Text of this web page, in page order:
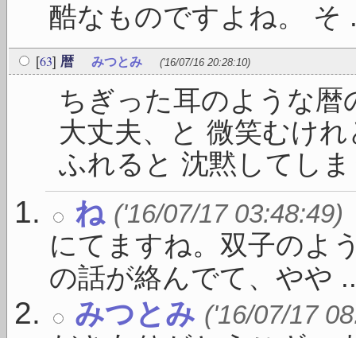
酷なものですよね。 そ
[63] 暦 みつとみ ('16/07/16 20:28:10)
ちぎった耳のような
大丈夫、と 微笑むけ
ふれると 沈黙してし
ね ('16/07/17 03:48:49)
にてますね。双子のよ
の話が絡んでて、やや
みつとみ ('16/07/17